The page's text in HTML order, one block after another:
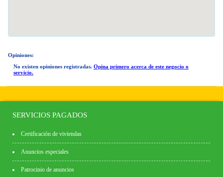
Opiniones:
No existen opiniones registradas. Opina primero acerca de este negocio o
servicio.
SERVICIOS PAGADOS
Certificación de viviendas
Anuncios especiales
Patrocinio de anuncios